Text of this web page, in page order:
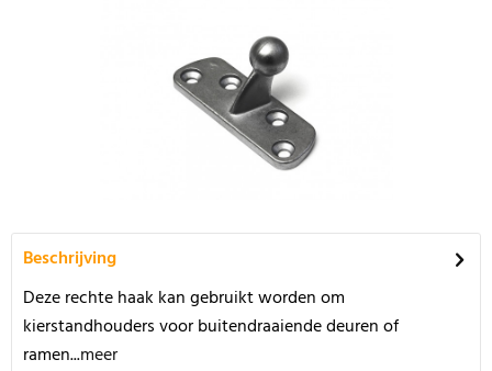
Beschrijving
Deze rechte haak kan gebruikt worden om
kierstandhouders voor buitendraaiende deuren of
ramen...meer